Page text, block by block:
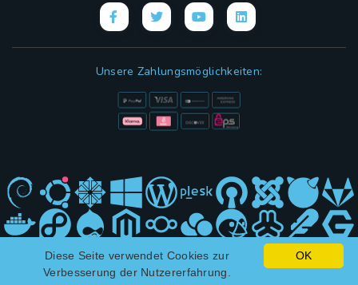
Unsere Zahlungsmöglichkeiten:
Hybrid Design mit(KI) und ❤ von menkiSys OK
Diese Seite verwendet Cookies zur
Verbesserung der Nutzererfahrung.